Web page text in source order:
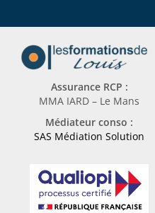
Assurance RCP :
MMA IARD – Le Mans
Médiateur conso :
SAS Médiation Solution